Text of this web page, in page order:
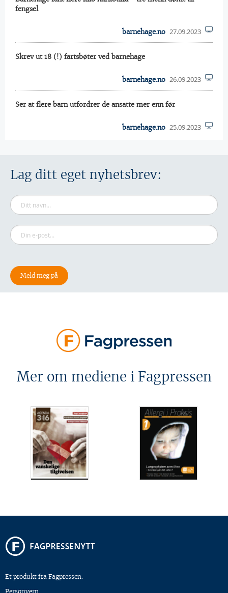
fengsel
barnehage.no 27.09.2023
Skrev ut 18 (!) fartsbøter ved barnehage
barnehage.no 26.09.2023
Ser at flere barn utfordrer de ansatte mer enn før
barnehage.no 25.09.2023
Lag ditt eget nyhetsbrev:
Mer om mediene i Fagpressen
Et produkt fra Fagpressen.
Personvern